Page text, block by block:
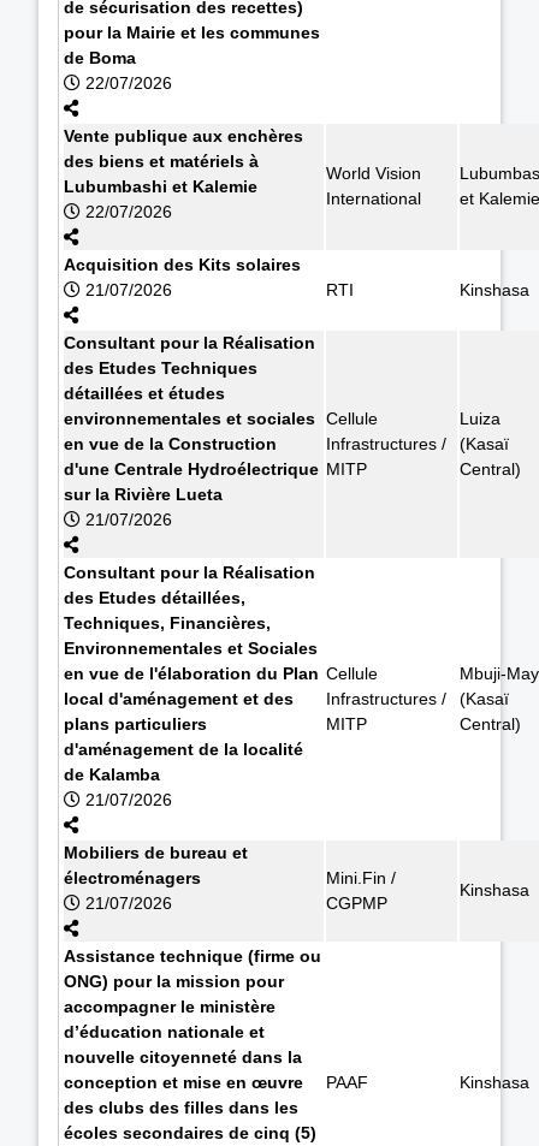
de sécurisation des recettes)
pour la Mairie et les communes
de Boma
22/07/2026
Vente publique aux enchères
des biens et matériels à
Lubumbashi et Kalemie
22/07/2026
World Vision
International
et Kalemie
Acquisition des Kits solaires
21/07/2026
RTI Kinshasa
Consultant pour la Réalisation
des Etudes Techniques
détaillées et études
environnementales et sociales
en vue de la Construction
d'une Centrale Hydroélectrique
sur la Rivière Lueta
21/07/2026
Cellule
Infrastructures /
MITP
Luiza
(Kasaï
Central)
Consultant pour la Réalisation
des Etudes détaillées,
Techniques, Financières,
Environnementales et Sociales
en vue de l'élaboration du Plan
local d'aménagement et des
plans particuliers
d'aménagement de la localité
de Kalamba
21/07/2026
Cellule
Infrastructures /
MITP
Mbuji-
(Kasaï
Central)
Mobiliers de bureau et
électroménagers
21/07/2026
Mini.Fin /
CGPMP
Kinshasa
Assistance technique (firme ou
ONG) pour la mission pour
accompagner le ministère
d’éducation nationale et
nouvelle citoyenneté dans la
conception et mise en œuvre
des clubs des filles dans les
écoles secondaires de cinq (5)
PAAF Kinshasa